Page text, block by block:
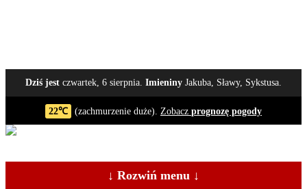
Dziś jestczwartek, 6 sierpnia. ImieninyJakuba, Sławy, Sykstusa.
22℃ (zachmurzenie duże). Zobacz prognozę pogody
↓ Rozwiń menu ↓